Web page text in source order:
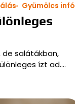
Gyümölcs infó
salátákban,
ízt ad.…